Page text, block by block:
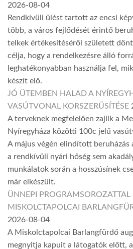
2026-08-04
Rendkívüli ülést tartott az encsi
több, a város fejlődését érintő
telkek értékesítéséről született
célja, hogy a rendelkezésre álló
leghatékonyabban használja fel,
készít elő.
JÓ ÜTEMBEN HALAD A
VASÚTVONAL KORSZERŰSÍTÉSE
A terveknek megfelelően zajlik a
Nyíregyháza közötti 100c jelű
A május végén elindított beruházás
a rendkívüli nyári hőség sem
munkálatok során a hosszúsínek
már elkészült.
ÜNNEPI PROGRAMSOROZATTAL
MISKOLCTAPOLCAI
2026-08-04
A Miskolctapolcai Barlangfürdő
megnyitja kapuit a látogatók előtt,